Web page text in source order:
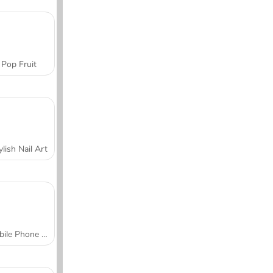
Pop Fruit
Nail Art
Mobile Phone Case Design & DIY